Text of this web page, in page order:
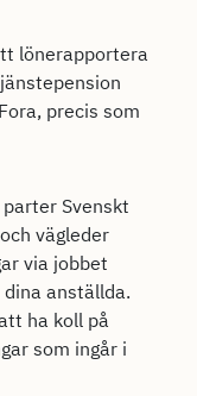
lönerapportera
precis som
Svenskt
vägleder
via jobbet
anställda.
ha koll på
som ingår i